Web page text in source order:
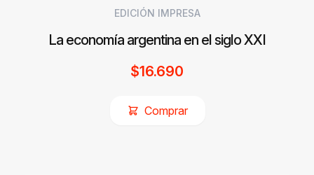
EDICIÓN IMPRESA
La economía argentina en el siglo XXI
$16.690
Comprar